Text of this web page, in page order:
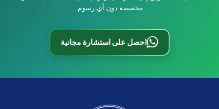
مخصصة دون أي رسوم.
احصل على استشارة مجانية